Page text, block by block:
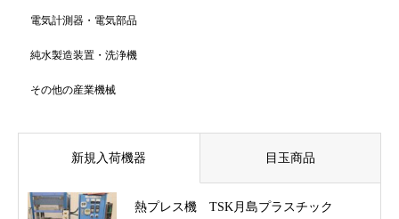
電気計測器・電気部品
純水製造装置・洗浄機
その他の産業機械
新規入荷機器 目玉商品
熱プレス機 TSK月島プラスチック